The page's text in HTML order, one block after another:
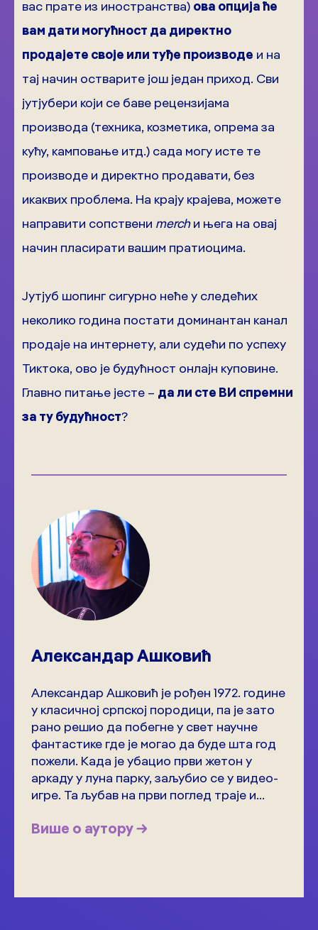
вас прате из иностранства) ова опција ће
вам дати могућност да директно
продајете своје или туђе производе и на
тај начин остварите још један приход. Сви
јутјубери који се баве рецензијама
производа (техника, козметика, опрема за
кућу, камповање итд.) сада могу исте те
производе и директно продавати, без
икаквих проблема. На крају крајева, можете
направити сопствени merchи њега на овај
начин пласирати вашим пратиоцима.
Јутјуб шопинг сигурно неће у следећих
неколико година постати доминантан канал
продаје на интернету, али судећи по успеху
Тиктока, ово је будућност онлајн куповине.
Главно питање јесте – да ли сте ВИ спремни
за ту будућност?
Александар Ашковић
Александар Ашковић је рођен 1972. године
у класичној српској породици, па је зато
рано решио да побегне у свет научне
фантастике где је могао да буде шта год
пожели. Када је убацио први жетон у
аркаду у луна парку, заљубио се у видео-
игре. Та љубав на први поглед траје и...
Више о аутору →